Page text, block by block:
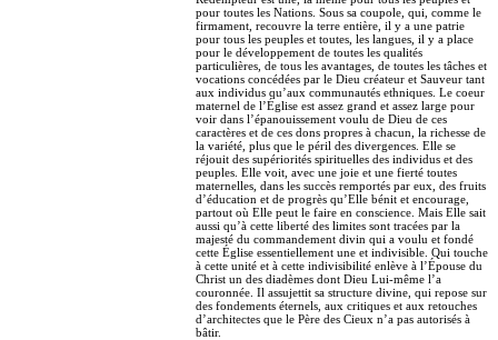
pour toutes les Nations. Sous sa coupole, qui, comme le
firmament, recouvre la terre entière, il y a une patrie
pour tous les peuples et toutes, les langues, il y a place
pour le développement de toutes les qualités
particulières, de tous les avantages, de toutes les tâches et
vocations concédées par le Dieu créateur et Sauveur tant
aux individus qu’aux communautés ethniques. Le coeur
maternel de l’Église est assez grand et assez large pour
voir dans l’épanouissement voulu de Dieu de ces
caractères et de ces dons propres à chacun, la richesse de
la variété, plus que le péril des divergences. Elle se
réjouit des supériorités spirituelles des individus et des
peuples. Elle voit, avec une joie et une fierté toutes
maternelles, dans les succès remportés par eux, des fruits
d’éducation et de progrès qu’Elle bénit et encourage,
partout où Elle peut le faire en conscience. Mais Elle sait
aussi qu’à cette liberté des limites sont tracées par la
majesté du commandement divin qui a voulu et fondé
cette Église essentiellement une et indivisible. Qui touche
à cette unité et à cette indivisibilité enlève à l’Épouse du
Christ un des diadèmes dont Dieu Lui-même l’a
couronnée. Il assujettit sa structure divine, qui repose sur
des fondements éternels, aux critiques et aux retouches
d’architectes que le Père des Cieux n’a pas autorisés à
bâtir.